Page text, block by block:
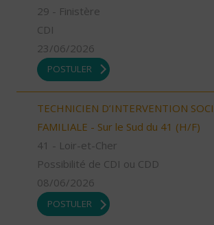
29 - Finistère
CDI
23/06/2026
POSTULER
TECHNICIEN D’INTERVENTION
FAMILIALE - Sur le Sud du 41 (H/F)
41 - Loir-et-Cher
Possibilité de CDI ou CDD
08/06/2026
POSTULER